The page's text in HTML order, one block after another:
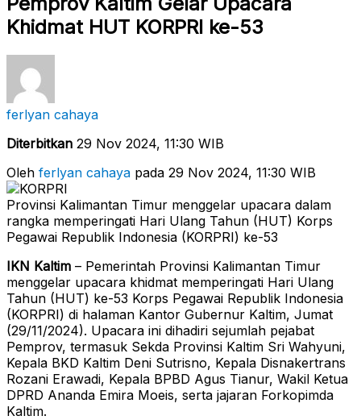
Khidmat HUT KORPRI ke-53
ferlyan cahaya
Diterbitkan 29 Nov 2024, 11:30 WIB
Oleh ferlyan cahaya pada 29 Nov 2024, 11:30 WIB
Provinsi Kalimantan Timur menggelar upacara dalam
rangka memperingati Hari Ulang Tahun (HUT) Korps
Pegawai Republik Indonesia (KORPRI) ke-53
IKN Kaltim – Pemerintah Provinsi Kalimantan Timur
menggelar upacara khidmat memperingati Hari Ulang
Tahun (HUT) ke-53 Korps Pegawai Republik Indonesia
(KORPRI) di halaman Kantor Gubernur Kaltim, Jumat
(29/11/2024). Upacara ini dihadiri sejumlah pejabat
Pemprov, termasuk Sekda Provinsi Kaltim Sri Wahyuni,
Kepala BKD Kaltim Deni Sutrisno, Kepala Disnakertrans
Rozani Erawadi, Kepala BPBD Agus Tianur, Wakil Ketua
DPRD Ananda Emira Moeis, serta jajaran Forkopimda
Kaltim.